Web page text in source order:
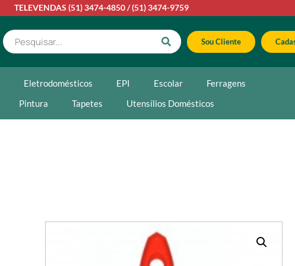
TELEVENDAS (51) 3474-4850/(51) 3474-9759
Sou Cliente
Eletrodomésticos EPI Escolar
Ferragens
Pintura Tapetes Utensílios Domésticos